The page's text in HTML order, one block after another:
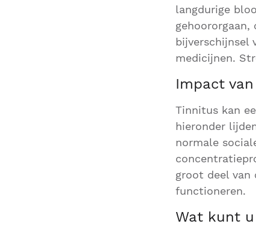
langdurige
bijverschijnsel
medicijnen.
Impact
Tinnitus kan
hieronder
normale
groot deel van
functioneren.
Wat kunt